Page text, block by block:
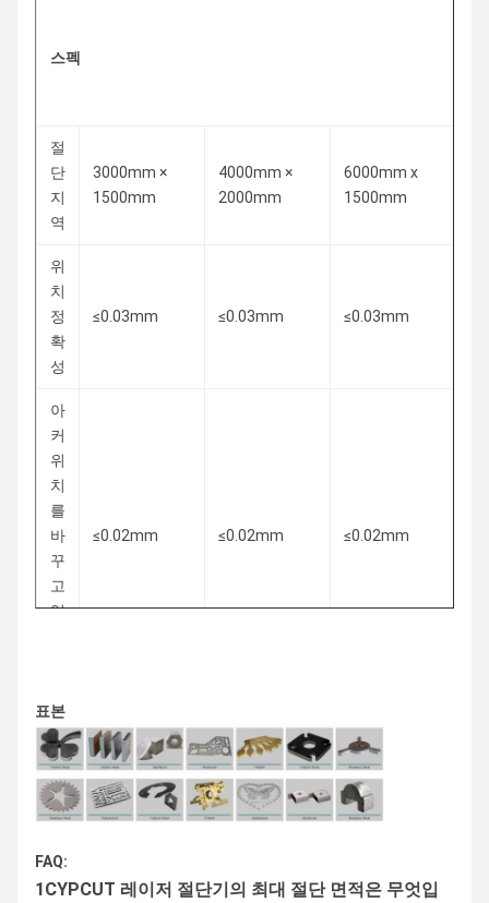
스펙
절
단
지
역
3000mm ×
1500mm
4000mm ×
2000mm
6000mm x
1500mm
위
치
정
확
성
≤0.03mm ≤0.03mm ≤0.03mm
아
커
위
치
를
바
꾸
고
있
≤0.02mm ≤0.02mm ≤0.02mm
최
대
연
결
속
90m/min 90m/min 100m/min
레
이
표본
FAQ:
1CYPCUT 레이저 절단기의 최대 절단 면적은 무엇입